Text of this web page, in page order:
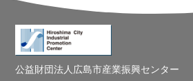
公益財団法人広島市産業振興センター